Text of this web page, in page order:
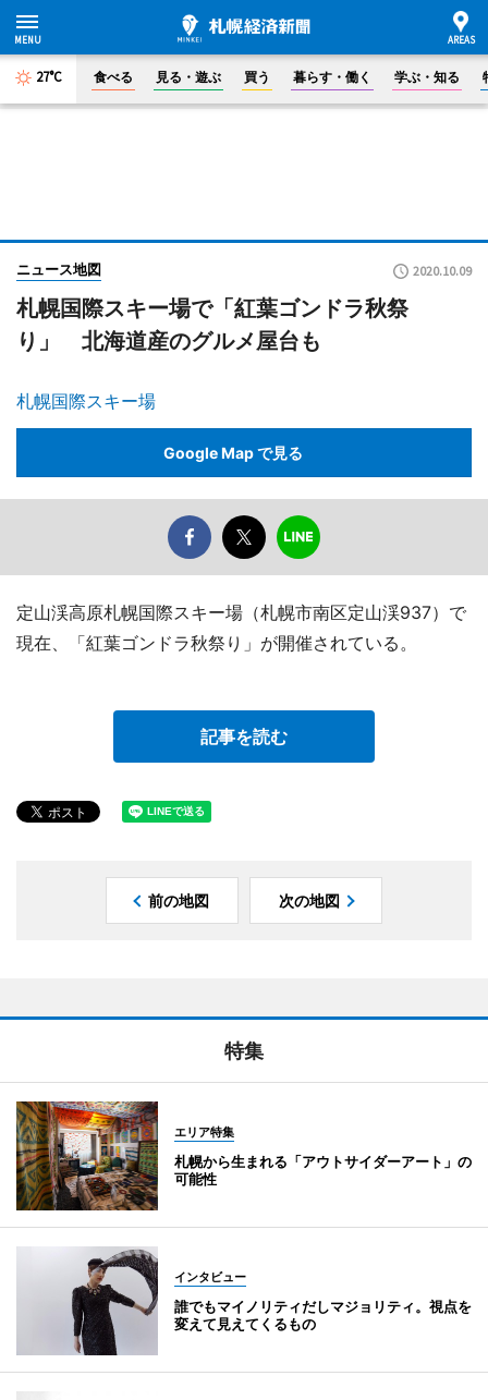
27°C 食べる 見る・遊ぶ 買う 暮らす・働く 学ぶ・知る
ニュース地図 2020.10.09
札幌国際スキー場で「紅葉ゴンドラ秋祭
り」 北海道産のグルメ屋台も
札幌国際スキー場
Google Map で見る
定山渓高原札幌国際スキー場（札幌市南区定山渓937）で
現在、「紅葉ゴンドラ秋祭り」が開催されている。
記事を読む
前の地図 次の地図
特集
エリア特集
札幌から生まれる「アウトサイダーアート」の
可能性
インタビュー
誰でもマイノリティだしマジョリティ。視点を
変えて見えてくるもの